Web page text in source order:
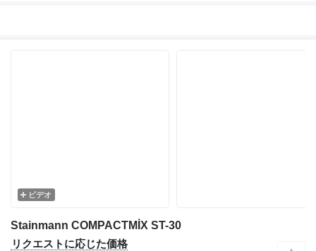
ビデオ
Stainmann COMPACTMİX ST-30
リクエストに応じた価格